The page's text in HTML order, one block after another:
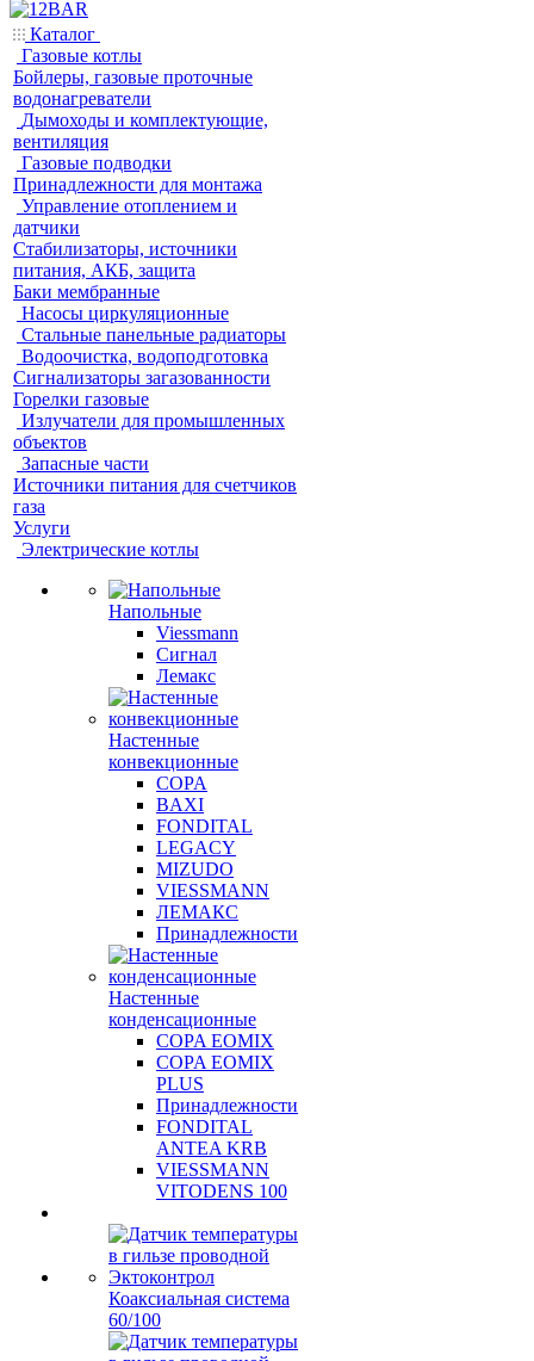
Каталог
Газовые котлы
Бойлеры, газовые проточные
водонагреватели
Дымоходы и комплектующие,
вентиляция
Газовые подводки
Принадлежности для монтажа
Управление отоплением и
датчики
Стабилизаторы, источники
питания, АКБ, защита
Баки мембранные
Насосы циркуляционные
Стальные панельные радиаторы
Водоочистка, водоподготовка
Сигнализаторы загазованности
Горелки газовые
Излучатели для промышленных
объектов
Запасные части
Источники питания для счетчиков
газа
Услуги
Электрические котлы
Напольные
Viessmann
Сигнал
Лемакс
Настенные
конвекционные
COPA
BAXI
FONDITAL
LEGACY
MIZUDO
VIESSMANN
ЛЕМАКС
Принадлежности
Настенные
конденсационные
COPA EOMIX
COPA EOMIX
PLUS
Принадлежности
FONDITAL
ANTEA KRB
VIESSMANN
VITODENS 100
Коаксиальная система
60/100